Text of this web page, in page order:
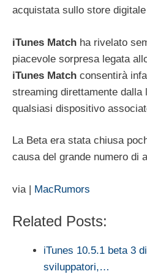
acquistata sullo store
iTunes Match ha rivelato
piacevole sorpresa legata
iTunes Match consentirà
streaming direttamente dalla
qualsiasi dispositivo
La Beta era stata chiusa
causa del grande numero di
via | MacRumors
Related Posts:
iTunes 10.5.1 beta 3
sviluppatori,…